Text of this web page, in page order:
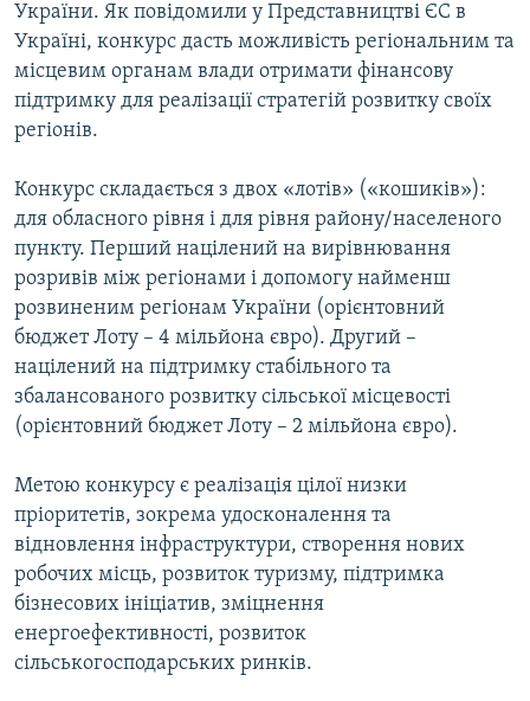
КТАТ
ДОЛУЧАЙСЯ!
Усі сайти RFE/RL
України. Як повідомили у Представництві ЄС в
Україні, конкурс дасть можливість регіональним та
місцевим органам влади отримати фінансову
підтримку для реалізації стратегій розвитку своїх
регіонів.
Конкурс складається з двох «лотів» («кошиків»):
для обласного рівня і для рівня району/населеного
пункту. Перший націлений на вирівнювання
розривів між регіонами і допомогу найменш
розвиненим регіонам України (орієнтовний
бюджет Лоту – 4 мільйона євро). Другий –
націлений на підтримку стабільного та
збалансованого розвитку сільської місцевості
(орієнтовний бюджет Лоту – 2 мільйона євро).
Метою конкурсу є реалізація цілої низки
пріоритетів, зокрема удосконалення та
відновлення інфраструктури, створення нових
робочих місць, розвиток туризму, підтримка
бізнесових ініціатив, зміцнення
енергоефективності, розвиток
сільськогосподарських ринків.